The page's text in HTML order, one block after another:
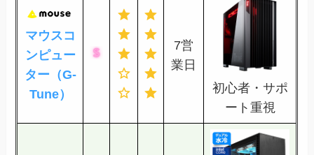
マウスコ
ンピュー
ター（G-
Tune）
7営
業日
初心者・サポ
ート重視